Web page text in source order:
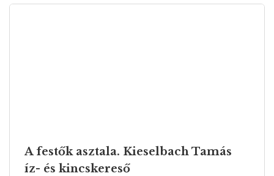
A festők asztala. Kieselbach Tamás
íz- és kincskereső